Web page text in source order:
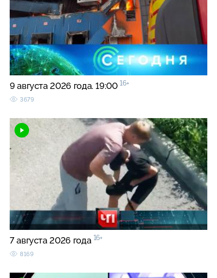
9 августа 2026 года. 19:00 16+
3679
7 августа 2026 года 16+
8169